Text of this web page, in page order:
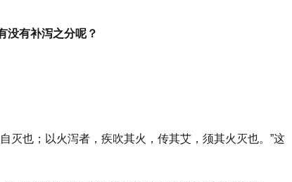
没有补泻之分呢？
灭也；以火泻者，疾吹其火，传其艾，须其火灭也。”这